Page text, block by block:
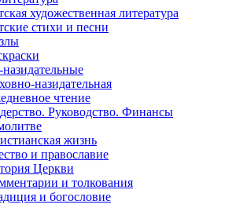
художественная литература
стихи и песни
назидательная
чтение
Руководство. Финансы
жизнь
и православие
Церкви
и толкования
и богословие